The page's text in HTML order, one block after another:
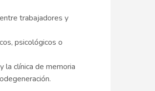
trabajadores y
psicológicos o
la clínica de memoria